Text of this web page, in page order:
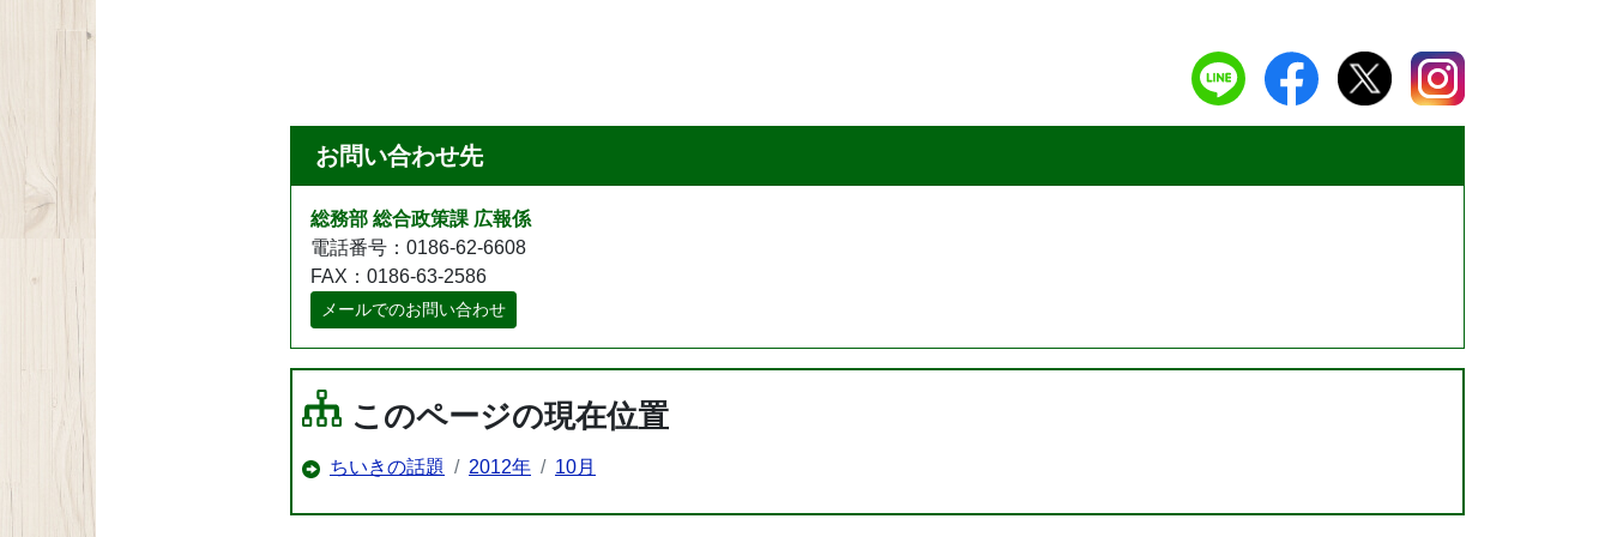
お問い合わせ先
総務部 総合政策課 広報係
電話番号：0186-62-6608
FAX：0186-63-2586
メールでのお問い合わせ
このページの現在位置
ちいきの話題 2012年 10月